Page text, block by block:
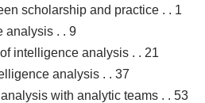
scholarship and practice . . 1
analysis . . 9
intelligence analysis . . 21
analysis . . 37
with analytic teams . . 53